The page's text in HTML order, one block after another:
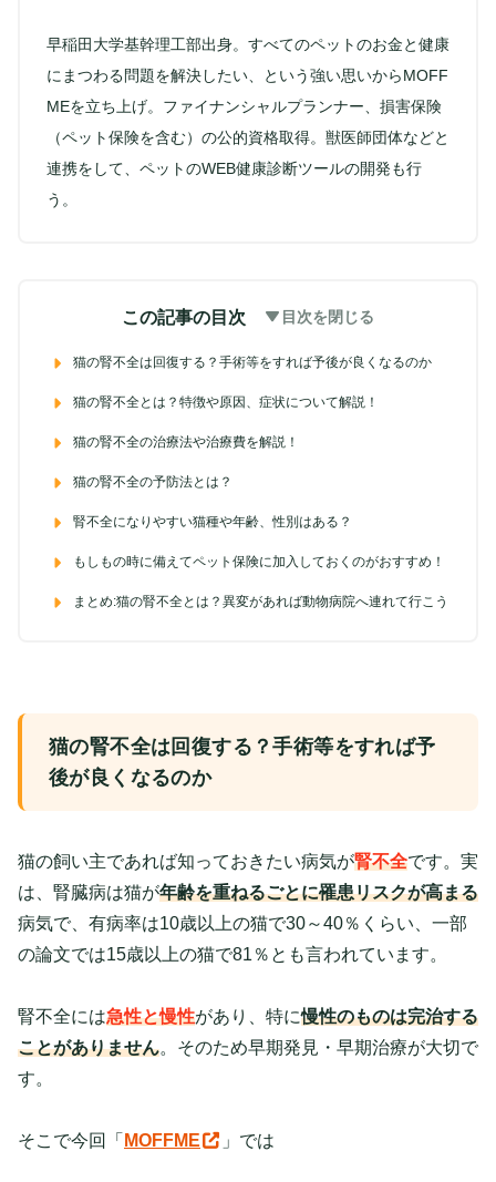
早稲田大学基幹理工部出身。すべてのペットのお金と健康
にまつわる問題を解決したい、という強い思いからMOFF
MEを立ち上げ。ファイナンシャルプランナー、損害保険
（ペット保険を含む）の公的資格取得。獣医師団体などと
連携をして、ペットのWEB健康診断ツールの開発も行
う。
この記事の目次 目次を閉じる
猫の腎不全は回復する？手術等をすれば予後が良くなるのか
猫の腎不全とは？特徴や原因、症状について解説！
猫の腎不全の治療法や治療費を解説！
猫の腎不全の予防法とは？
腎不全になりやすい猫種や年齢、性別はある？
もしもの時に備えてペット保険に加入しておくのがおすすめ！
まとめ:猫の腎不全とは？異変があれば動物病院へ連れて行こう
猫の腎不全は回復する？手術等をすれば予
後が良くなるのか
猫の飼い主であれば知っておきたい病気が腎不全です。実
は、腎臓病は猫が年齢を重ねるごとに罹患リスクが高まる
病気で、有病率は10歳以上の猫で30～40％くらい、一部
の論文では15歳以上の猫で81％とも言われています。
腎不全には急性と慢性があり、特に慢性のものは完治する
ことがありません。そのため早期発見・早期治療が大切で
す。
そこで今回「 MOFFME 」では